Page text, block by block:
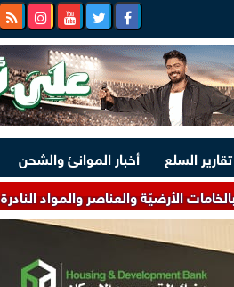
تقارير السلع
أخبار الموانئ والشحن
والعناصر والمواد النادرة